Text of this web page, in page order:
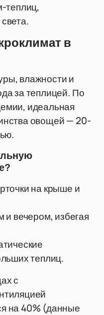
теплиц,
в
влажности и
за теплицей. По
идеальная
овощей — 20-
на крыше и
и вечером, избегая
теплиц.
с
на 40% (данные